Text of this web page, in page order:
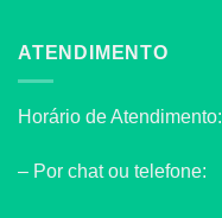
ATENDIMENTO
Horário de Atendimento:
– Por chat ou telefone: